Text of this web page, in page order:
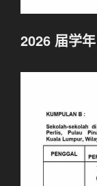
2026 届学年